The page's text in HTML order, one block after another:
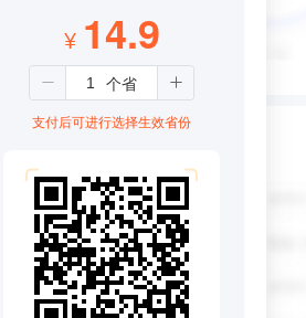
¥ 14.9
支付后可进行选择生效省份